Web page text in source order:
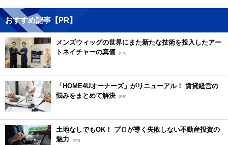
おすすめ記事【PR】
メンズウィッグの世界にまた新たな技術を投入したアー
トネイチャーの真価 [PR]
「HOME4Uオーナーズ」がリニューアル！ 賃貸経営の
悩みをまとめて解決 [PR]
土地なしでもOK！ プロが導く失敗しない不動産投資の
魅力
[PR]